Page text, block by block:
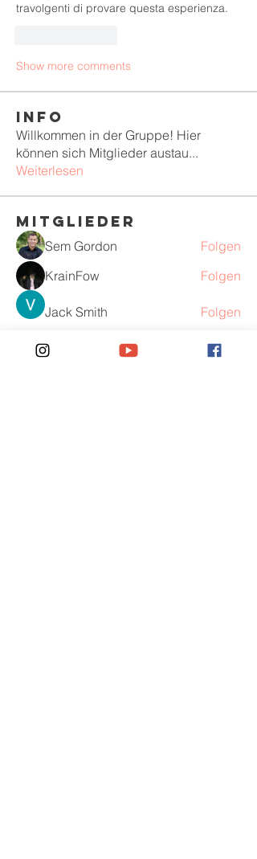
travolgenti di provare questa esperienza.
Show more comments
Info
Willkommen in der Gruppe! Hier
können sich Mitglieder austau...
Weiterlesen
Mitglieder
Sem Gordon
Folgen
KrainFow
Folgen
Jack Smith Folgen
Anjali Kumari Folgen